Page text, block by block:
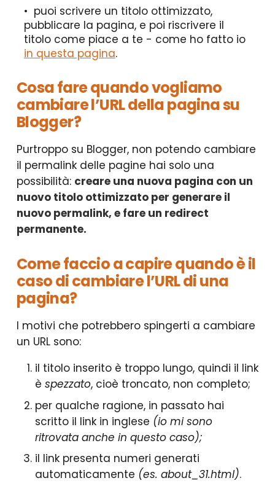
puoi scrivere un titolo ottimizzato,
pubblicare la pagina, e poi riscrivere il
titolo come piace a te - come ho fatto io
in questa pagina.
Cosa fare quando vogliamo
cambiare l’URL della pagina su
Blogger?
Purtroppo su Blogger, non potendo cambiare
il permalink delle pagine hai solo una
possibilità: creare una nuova pagina con un
nuovo titolo ottimizzato per generare il
nuovo permalink, e fare un redirect
permanente.
Come faccio a capire quando è il
caso di cambiare l’URL di una
pagina?
I motivi che potrebbero spingerti a cambiare
un URL sono:
il titolo inserito è troppo lungo, quindi il link
è spezzato, cioè troncato, non completo;
per qualche ragione, in passato hai
scritto il link in inglese (io mi sono
ritrovata anche in questo caso);
il link presenta numeri generati
automaticamente (es. about_31.html).